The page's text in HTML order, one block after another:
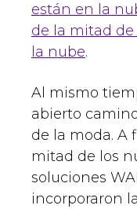
están en la
de la mitad de
la nube.
Al mismo
abierto
de la moda. A
mitad de los
soluciones
incorporaron